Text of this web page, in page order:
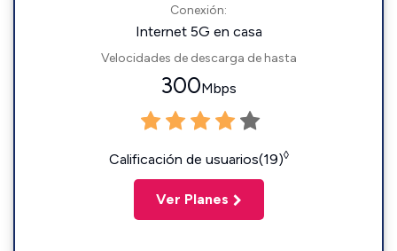
Conexión:
Internet 5G en casa
Velocidades de descarga de hasta
300Mbps
Calificación de usuarios(19)◊
Ver Planes